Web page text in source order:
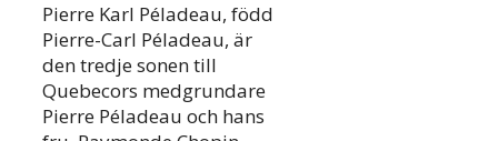
Pierre Karl Péladeau, född
Pierre-Carl Péladeau, är
den tredje sonen till
Quebecors medgrundare
Pierre Péladeau och hans